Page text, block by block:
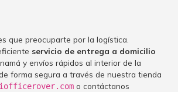
que preocuparte por la logística.
servicio de entrega a domicilio
y envíos rápidos al interior de la
forma segura a través de nuestra tienda
o contáctanos